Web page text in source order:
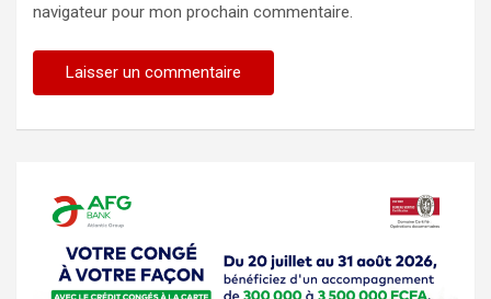
navigateur pour mon prochain commentaire.